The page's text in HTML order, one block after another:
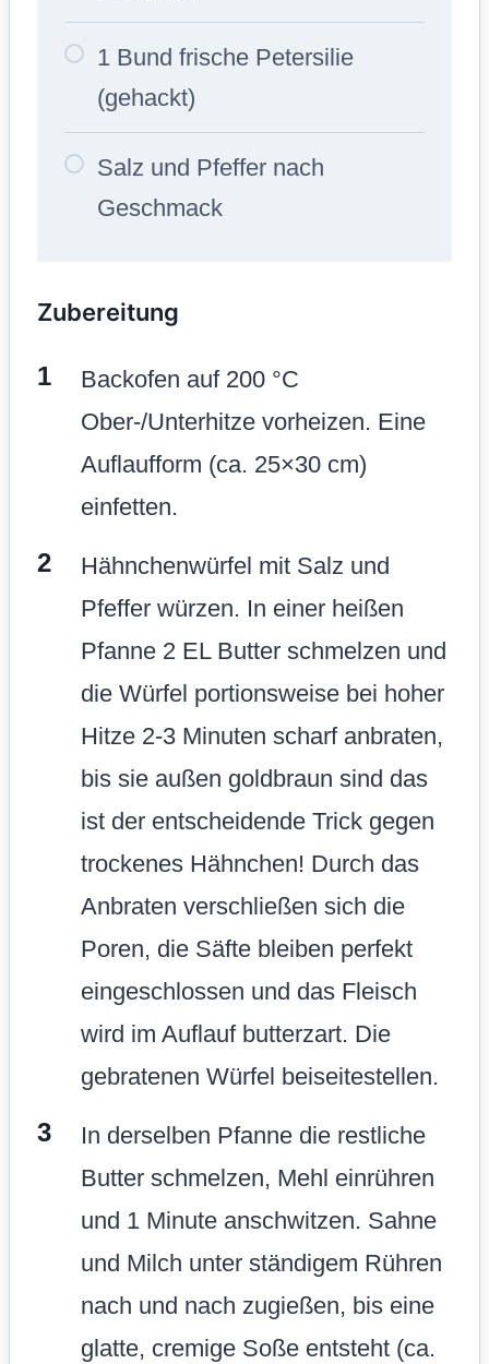
1 Bund frische Petersilie
(gehackt)
Salz und Pfeffer nach
Geschmack
Zubereitung
Backofen auf 200 °C
Ober-/Unterhitze vorheizen. Eine
Auflaufform (ca. 25×30 cm)
einfetten.
Hähnchenwürfel mit Salz und
Pfeffer würzen. In einer heißen
Pfanne 2 EL Butter schmelzen und
die Würfel portionsweise bei hoher
Hitze 2-3 Minuten scharf anbraten,
bis sie außen goldbraun sind das
ist der entscheidende Trick gegen
trockenes Hähnchen! Durch das
Anbraten verschließen sich die
Poren, die Säfte bleiben perfekt
eingeschlossen und das Fleisch
wird im Auflauf butterzart. Die
gebratenen Würfel beiseitestellen.
In derselben Pfanne die restliche
Butter schmelzen, Mehl einrühren
und 1 Minute anschwitzen. Sahne
und Milch unter ständigem Rühren
nach und nach zugießen, bis eine
glatte, cremige Soße entsteht (ca.